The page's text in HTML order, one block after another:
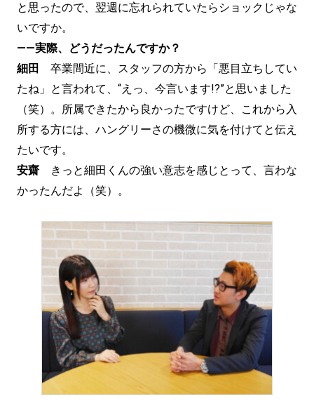
と思ったので、翌週に忘れられていたらショックじゃな
いですか。
——実際、どうだったんですか？
細田
卒業間近に、スタッフの方から「悪目立ちしてい
たね」と言われて、“えっ、今言います!?”と思いました
（笑）。所属できたから良かったですけど、これから入
所する方には、ハングリーさの機微に気を付けてと伝え
たいです。
安齋 きっと細田くんの強い意志を感じとって、言わな
かったんだよ（笑）。